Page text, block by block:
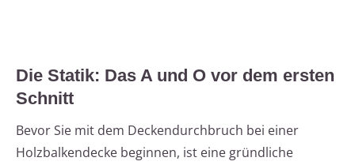
Die Statik: Das A und O vor dem ersten
Schnitt
Bevor Sie mit dem Deckendurchbruch bei einer
Holzbalkendecke beginnen, ist eine gründliche